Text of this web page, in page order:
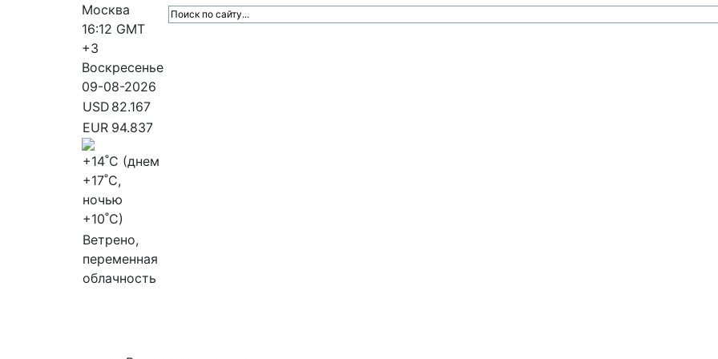
Москва
16:12 GMT
+3
Воскресенье
09-08-2026
USD 82.167
EUR 94.837
+14˚C (днем
+17˚C,
ночью
+10˚C)
Ветрено,
переменная
облачность